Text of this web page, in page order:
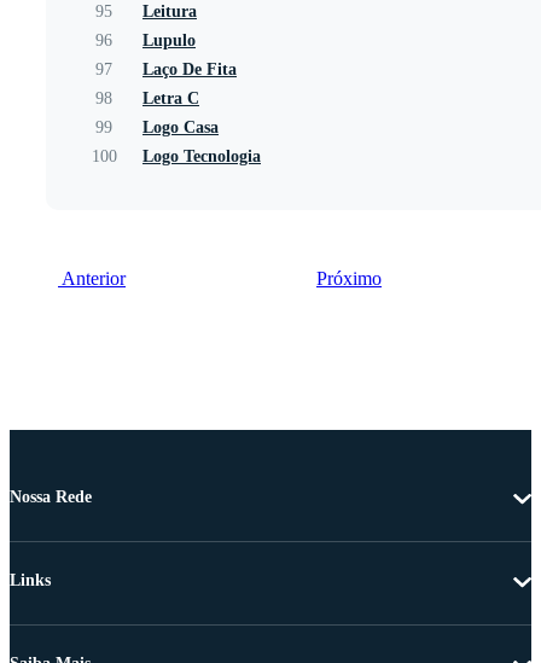
95
Leitura
96
Lupulo
97
Laço De Fita
98
Letra C
99
Logo Casa
100
Logo Tecnologia
Anterior Próximo
Nossa Rede
Links